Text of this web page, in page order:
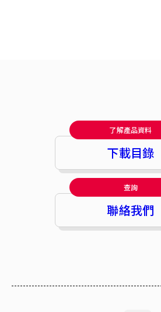
了解產品資料
下載目錄
查詢
聯絡我們